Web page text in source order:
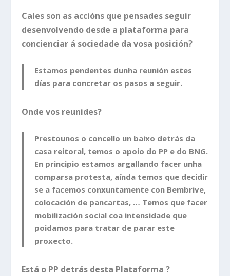
Cales son as accións que pensades seguir
desenvolvendo desde a plataforma para
concienciar á sociedade da vosa posición?
Estamos pendentes dunha reunión estes
días para concretar os pasos a seguir.
Onde vos reunides?
Prestounos o concello un baixo detrás da
casa reitoral, temos o apoio do PP e do BNG.
En principio estamos argallando facer unha
comparsa protesta, aínda temos que decidir
se a facemos conxuntamente con Bembrive,
colocación de pancartas, … Temos que facer
mobilización social coa intensidade que
poidamos para tratar de parar este
proxecto.
Está o PP detrás desta Plataforma ?